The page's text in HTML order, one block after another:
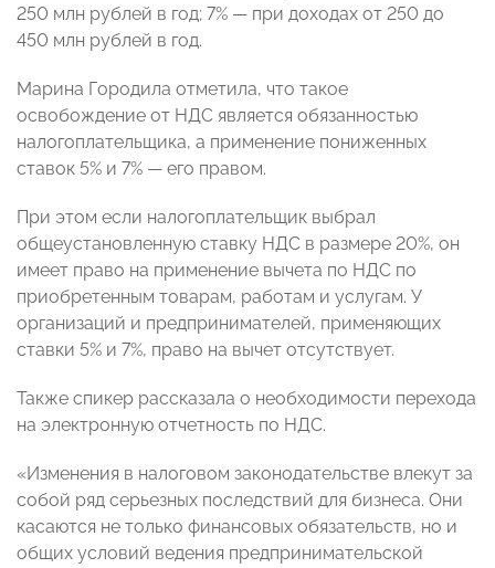
250 млн рублей в год; 7% — при доходах от 250 до
450 млн рублей в год.
Марина Городила отметила, что такое
освобождение от НДС является обязанностью
налогоплательщика, а применение пониженных
ставок 5% и 7% — его правом.
При этом если налогоплательщик выбрал
общеустановленную ставку НДС в размере 20%, он
имеет право на применение вычета по НДС по
приобретенным товарам, работам и услугам. У
организаций и предпринимателей, применяющих
ставки 5% и 7%, право на вычет отсутствует.
Также спикер рассказала о необходимости перехода
на электронную отчетность по НДС.
«Изменения в налоговом законодательстве влекут за
собой ряд серьезных последствий для бизнеса. Они
касаются не только финансовых обязательств, но и
общих условий ведения предпринимательской